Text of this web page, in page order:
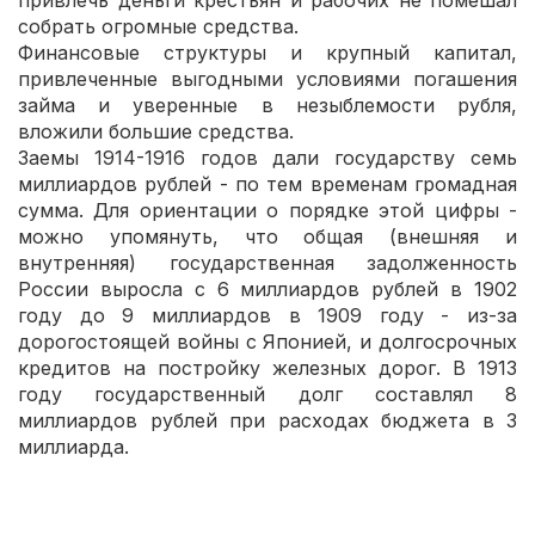
собрать огромные средства.
Финансовые структуры и крупный капитал,
привлеченные выгодными условиями погашения
займа и уверенные в незыблемости рубля,
вложили большие средства.
Заемы 1914-1916 годов дали государству семь
миллиардов рублей - по тем временам громадная
сумма. Для ориентации о порядке этой цифры -
можно упомянуть, что общая (внешняя и
внутренняя) государственная задолженность
России выросла с 6 миллиардов рублей в 1902
году до 9 миллиардов в 1909 году - из-за
дорогостоящей войны с Японией, и долгосрочных
кредитов на постройку железных дорог. В 1913
году государственный долг составлял 8
миллиардов рублей при расходах бюджета в 3
миллиарда.